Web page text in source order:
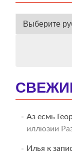
ВЕСЬ
Аз есмь
иллюзии
Илья к